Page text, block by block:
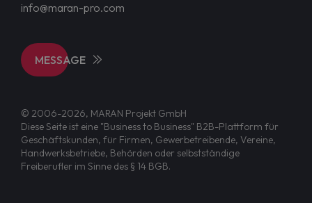
info@maran-pro.com
MESSAGE
© 2006-2026, MARAN Projekt GmbH
Diese Seite ist eine "Business to Business" B2B-Plattform für
Geschäftskunden, für Firmen, Gewerbetreibende, Vereine,
Handwerksbetriebe, Behörden oder selbstständige
Freiberufler im Sinne des § 14 BGB.